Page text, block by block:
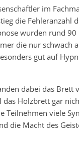
im
die Fehleranzahl
wurden rund
die nur schwach
gut auf
dabei das Brett
Holzbrett gar
Teilnehmen viele
die Macht des